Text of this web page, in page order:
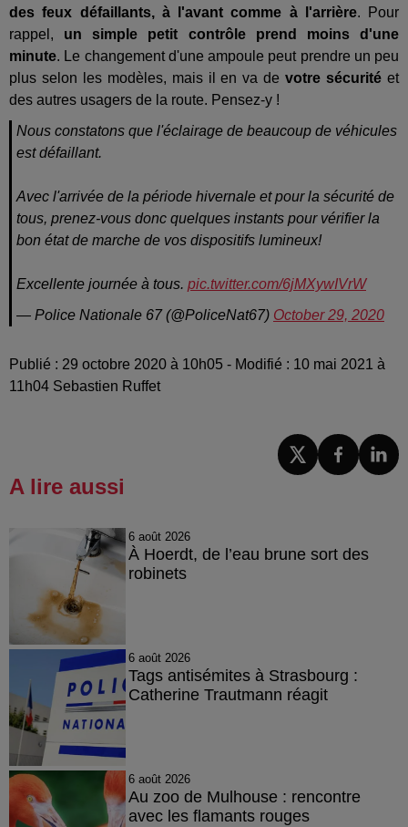
des feux défaillants, à l'avant comme à l'arrière. Pour
rappel, un simple petit contrôle prend moins d'une
minute. Le changement d'une ampoule peut prendre un peu
plus selon les modèles, mais il en va devotre sécurité et
des autres usagers de la route. Pensez-y !
Nous constatons que l'éclairage de beaucoup de véhicules
est défaillant.
Avec l'arrivée de la période hivernale et pour la sécurité de
tous, prenez-vous donc quelques instants pour vérifier la
bon état de marche de vos dispositifs lumineux!
Excellente journée à tous. pic.twitter.com/6jMXywIVrW
— Police Nationale 67 (@PoliceNat67) October 29, 2020
Publié : 29 octobre 2020 à 10h05 - Modifié : 10 mai 2021 à
11h04 Sebastien Ruffet
A lire aussi
6 août 2026
À Hoerdt, de l’eau brune sort des
robinets
6 août 2026
Tags antisémites à Strasbourg :
Catherine Trautmann réagit
6 août 2026
Au zoo de Mulhouse : rencontre
avec les flamants rouges